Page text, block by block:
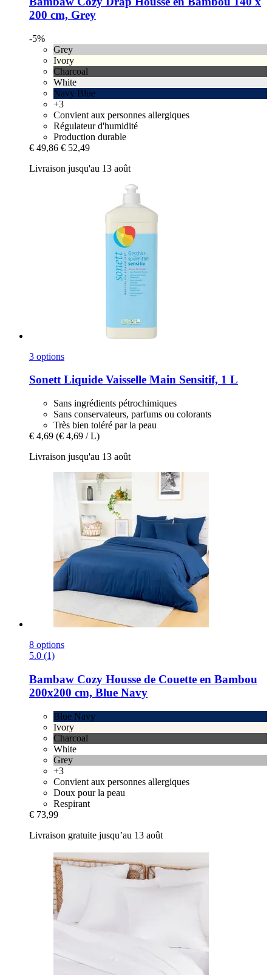
200 cm, Grey
-5%
Grey
Ivory
Charcoal
White
Navy Blue
+3
Convient aux personnes allergiques
Régulateur d'humidité
Production durable
€ 49,86 € 52,49
Livraison jusqu'au 13 août
3 options
SonettLiquide Vaisselle Main Sensitif, 1 L
Sans ingrédients pétrochimiques
Sans conservateurs, parfums ou colorants
Très bien toléré par la peau
€ 4,69 (€ 4,69 / L)
Livraison jusqu'au 13 août
8 options
5.0 (1)
Bambaw Cozy Housse de Couette en Bambou
200x200 cm, Blue Navy
Blue Navy
Ivory
Charcoal
White
Grey
+3
Convient aux personnes allergiques
Doux pour la peau
Respirant
€ 73,99
Livraison gratuite jusqu’au 13 août